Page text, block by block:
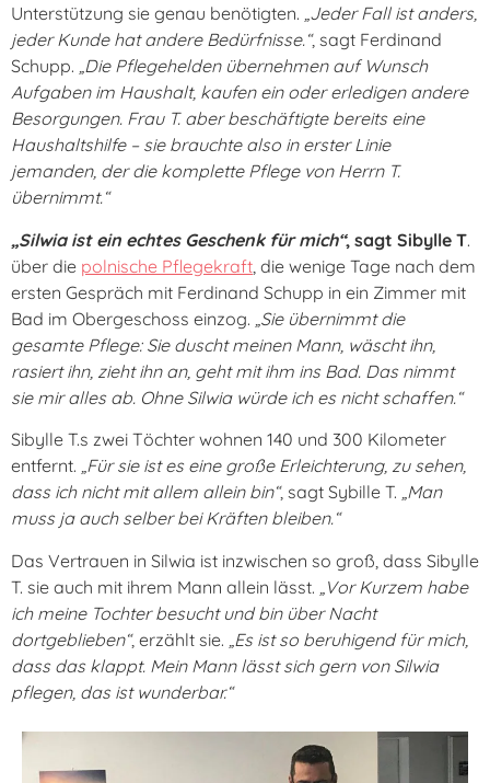
Unterstützung sie genau benötigten. „Jeder Fall ist anders,
jeder Kunde hat andere Bedürfnisse.“, sagt Ferdinand
Schupp. „Die Pflegehelden übernehmen auf Wunsch
Aufgaben im Haushalt, kaufen ein oder erledigen andere
Besorgungen. Frau T. aber beschäftigte bereits eine
Haushaltshilfe – sie brauchte also in erster Linie
jemanden, der die komplette Pflege von Herrn T.
übernimmt.“
„Silwia ist ein echtes Geschenk für mich“, sagt Sibylle T.
über die polnische Pflegekraft , die wenige Tage nach dem
ersten Gespräch mit Ferdinand Schupp in ein Zimmer mit
Bad im Obergeschoss einzog. „Sie übernimmt die
gesamte Pflege: Sie duscht meinen Mann, wäscht ihn,
rasiert ihn, zieht ihn an, geht mit ihm ins Bad. Das nimmt
sie mir alles ab. Ohne Silwia würde ich es nicht schaffen.“
Sibylle T.s zwei Töchter wohnen 140 und 300 Kilometer
entfernt. „Für sie ist es eine große Erleichterung, zu sehen,
dass ich nicht mit allem allein bin“, sagt Sybille T. „Man
muss ja auch selber bei Kräften bleiben.“
Das Vertrauen in Silwia ist inzwischen so groß, dass Sibylle
T. sie auch mit ihrem Mann allein lässt.
„Vor Kurzem habe
ich meine Tochter besucht und bin über Nacht
dortgeblieben“, erzählt sie. „Es ist so beruhigend für mich,
dass das klappt. Mein Mann lässt sich gern von Silwia
pflegen, das ist wunderbar.“